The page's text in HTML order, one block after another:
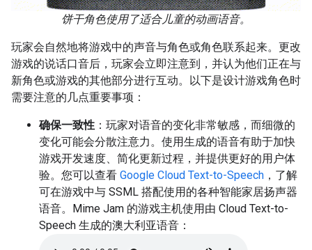
饼干角色使用了适合儿童的动画语音。
玩家会自然地将游戏中的声音与角色或角色联系起来。更改
游戏的说话口音后，玩家会立即注意到，并认为他们正在与
新角色或游戏的其他部分进行互动。以下是设计游戏角色时
需要注意的几点重要事项：
确保一致性 ：玩家对语音的变化非常敏感，而细微的
变化可能会分散注意力。使用生成的语音有助于加快
游戏开发速度、简化更新过程，并提供更好的用户体
验。您可以查看 Google Cloud Text-to-Speech ，了解
可在游戏中与 SSML 搭配使用的各种智能家居扬声器
语音。Mime Jam 的游戏主机使用由 Cloud Text-to-
Speech 生成的澳大利亚语音：